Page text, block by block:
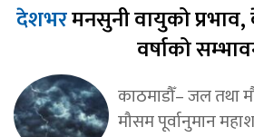
देशभरमनसुनी वायुको प्रभाव,
वर्षाको
काठमाडौँ– जल तथा
मौसम पूर्वानुमान